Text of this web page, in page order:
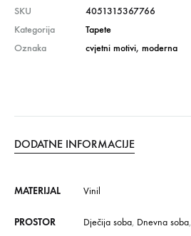
SKU
4051315367766
Kategorija
Tapete
Oznaka
cvjetni motivi, moderna
DODATNE INFORMACIJE
MATERIJAL Vinil
PROSTOR Dječija soba, Dnevna soba,